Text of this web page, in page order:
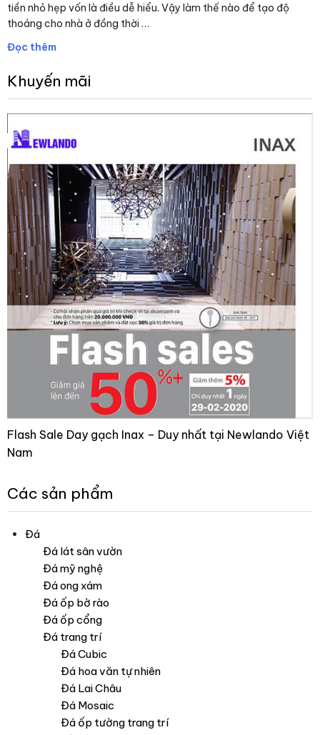
tiền nhỏ hẹp vốn là điều dễ hiểu. Vậy làm thế nào để tạo độ
thoáng cho nhà ở đồng thời …
Đọc thêm
Khuyến mãi
Flash Sale Day gạch Inax – Duy nhất tại Newlando Việt
Nam
Các sản phẩm
Đá
Đá lát sân vườn
Đá mỹ nghệ
Đá ong xám
Đá ốp bờ rào
Đá ốp cổng
Đá trang trí
Đá Cubic
Đá hoa văn tự nhiên
Đá Lai Châu
Đá Mosaic
Đá ốp tường trang trí